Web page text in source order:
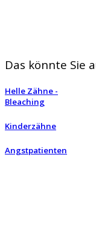
Das könnte Sie
Helle Zähne -
Bleaching
Kinderzähne
Angstpatienten